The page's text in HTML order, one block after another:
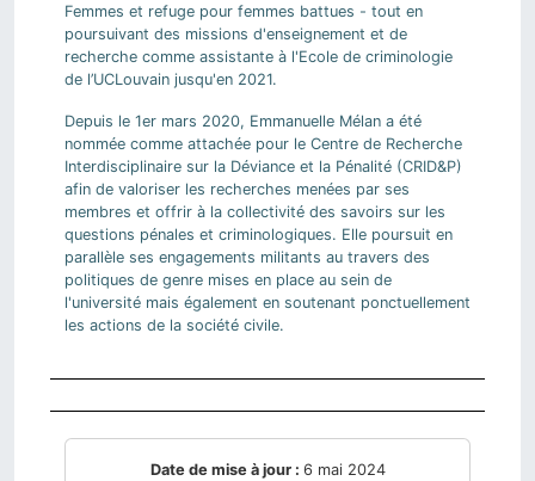
Femmes et refuge pour femmes battues - tout en
poursuivant des missions d'enseignement et de
recherche comme assistante à l'Ecole de criminologie
de l’UCLouvain jusqu'en 2021.
Depuis le 1er mars 2020, Emmanuelle Mélan a été
nommée comme attachée pour le Centre de Recherche
Interdisciplinaire sur la Déviance et la Pénalité (CRID&P)
afin de valoriser les recherches menées par ses
membres et offrir à la collectivité des savoirs sur les
questions pénales et criminologiques. Elle poursuit en
parallèle ses engagements militants au travers des
politiques de genre mises en place au sein de
l'université mais également en soutenant ponctuellement
les actions de la société civile.
Date de mise à jour : 6 mai 2024